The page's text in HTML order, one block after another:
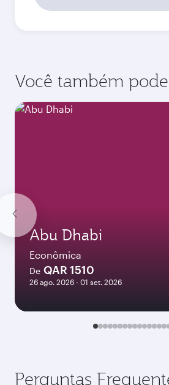
Você também
Abu Dhabi
Econômica
De QAR 1510
26 ago. 2026 - 01 set. 2026
Perguntas